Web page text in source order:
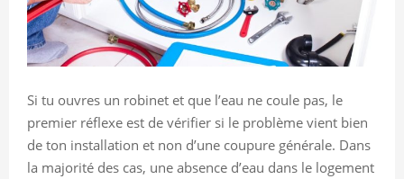
Si tu ouvres un robinet et que l’eau ne coule pas, le
premier réflexe est de vérifier si le problème vient bien
de ton installation et non d’une coupure générale. Dans
la majorité des cas, une absence d’eau dans le logement